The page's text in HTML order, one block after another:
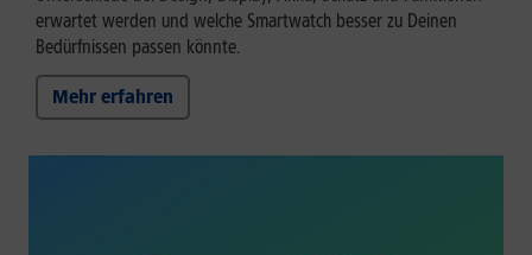
erwartet werden und welche Smartwatch besser zu Deinen
Bedürfnissen passen könnte.
Mehr erfahren